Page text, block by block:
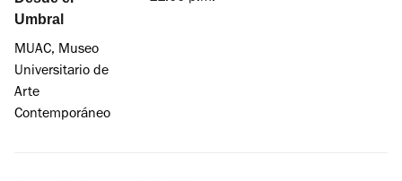
Umbral
MUAC, Museo
Universitario de
Arte
Contemporáneo